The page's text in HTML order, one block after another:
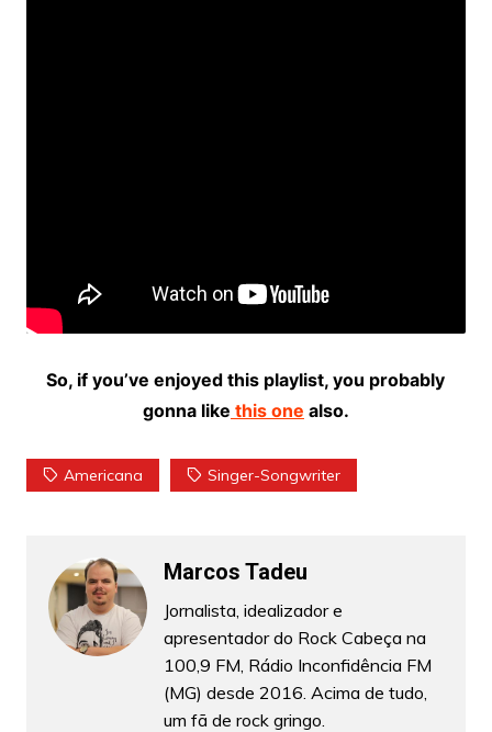
So, if you’ve enjoyed this playlist, you probably
gonna like this one also.
Americana Singer-Songwriter
Marcos Tadeu
Jornalista, idealizador e
apresentador do Rock Cabeça na
100,9 FM, Rádio Inconfidência FM
(MG) desde 2016. Acima de tudo,
um fã de rock gringo.